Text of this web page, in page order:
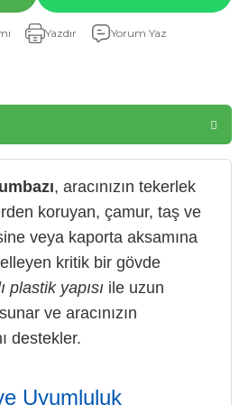
Yazdır Yorum Yaz
, aracınızın tekerlek
koruyan, çamur, taş ve
veya kaporta aksamına
kritik bir gövde
plastik yapısı ile uzun
ve aracınızın
destekler.
Uyumluluk